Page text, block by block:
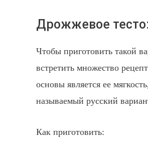
Дрожжевое
Чтобы приготовить такой
встретить множество
основы является ее
называемый русский
Как приготовить: